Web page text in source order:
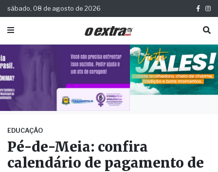
sábado, 08 de agosto de 2026
Pé-de-Meia: confira
calendário de pagamento de
2025